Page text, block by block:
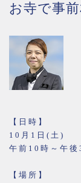
お寺で事
【日時】
10月1日(土)
午前10時～午後
【場所】